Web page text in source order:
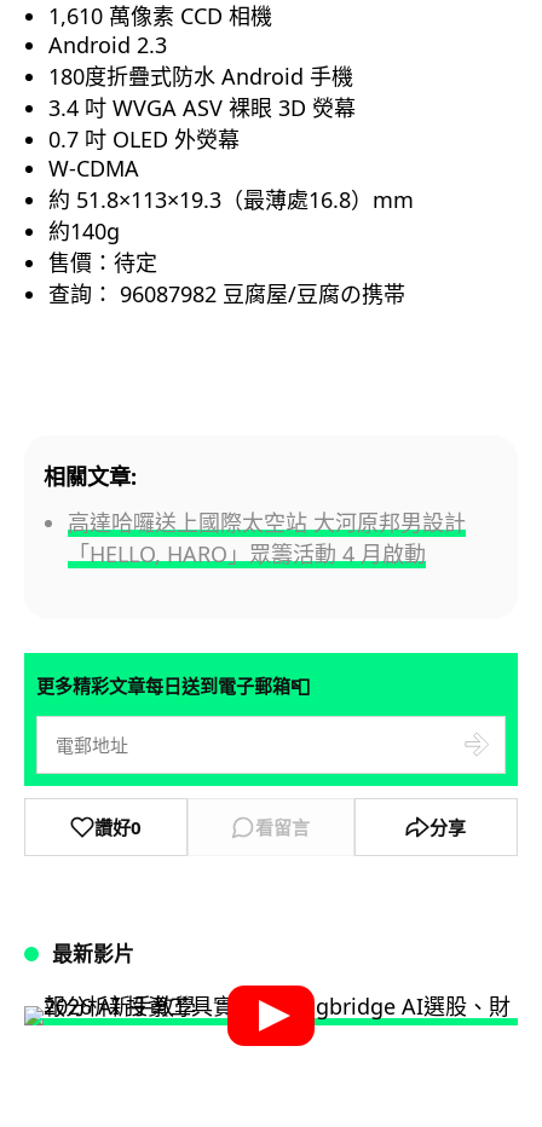
1,610 萬像素 CCD 相機
Android 2.3
180度折疊式防水 Android 手機
3.4 吋 WVGA ASV 裸眼 3D 熒幕
0.7 吋 OLED 外熒幕
W-CDMA
約 51.8×113×19.3（最薄處16.8）mm
約140g
售價：待定
查詢： 96087982 豆腐屋/豆腐の携帯
相關文章:
高達哈囉送上國際太空站 大河原邦男設計
「HELLO, HARO」眾籌活動 4 月啟動
更多精彩文章每日送到電子郵箱📮
讚好0 看留言 分享
最新影片